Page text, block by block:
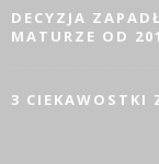
DECYZJA
MATURZE OD
3 CIEKAWOSTKI